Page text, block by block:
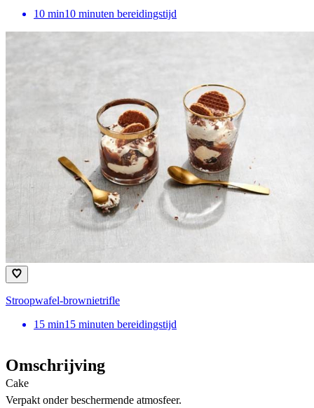
10 min10 minuten bereidingstijd
Stroopwafel-brownietrifle
15 min15 minuten bereidingstijd
Omschrijving
Cake
Verpakt onder beschermende atmosfeer.